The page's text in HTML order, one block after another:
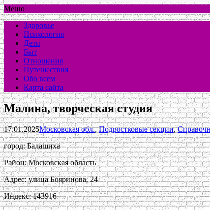
Меню
Здоровье
Психология
Дети
Быт
Отношения
Путешествия
Обо всем
Карта сайта
Малина, творческая студия
17.01.2025Московская обл.,Подростковые секции,
город: Балашиха
Район: Московская область
Адрес: улица Бояринова, 24
Индекс: 143916